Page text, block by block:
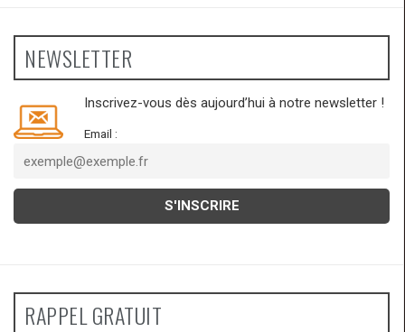
NEWSLETTER
Inscrivez-vous dès aujourd’hui à notre newsletter !
Email :
RAPPEL GRATUIT